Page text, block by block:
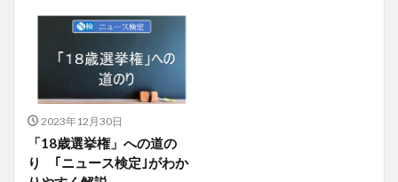
2023年12月30日
「18歳選挙権」への道の
り ｢ニュース検定｣がわか